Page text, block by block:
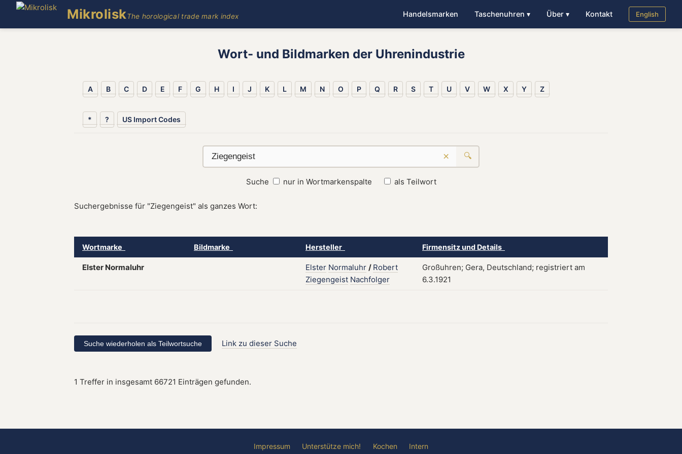
MikroliskThe horological trade mark index Handelsmarken Taschenuhren ▾ Über ▾ Kontakt English
Wort- und Bildmarken der Uhrenindustrie
A B C D E F G H I J K L M N O P Q R S T U V W X Y Z
* ? US Import Codes
× 🔍
Suche nur in Wortmarkenspalte als Teilwort
Suchergebnisse für "Ziegengeist" als ganzes Wort:
Wortmarke Bildmarke Hersteller Firmensitz und Details
Elster Normaluhr Elster Normaluhr / Robert
Ziegengeist Nachfolger
Großuhren; Gera, Deutschland; registriert am
6.3.1921
Link zu dieser Suche
1 Treffer in insgesamt 66721 Einträgen gefunden.
Impressum Unterstütze mich! Kochen Intern